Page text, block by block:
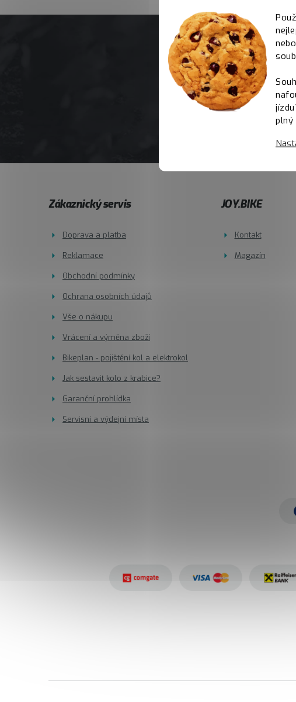
plný
Zákaznický servis
Doprava a platba
Reklamace
Obchodní podmínky
Ochrana osobních údajů
Vše o nákupu
Vrácení a výměna zboží
Bikeplan - pojištění kol a elektrokol
Jak sestavit kolo z krabice?
Garanční prohlídka
Servisní a výdejní místa
JOY.BIKE
Kontakt
Magazín